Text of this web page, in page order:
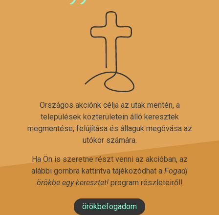
Országos akciónk célja az utak mentén, a
települések közterületein álló keresztek
megmentése, felújítása és állaguk megóvása az
utókor számára.
Ha Ön is szeretne részt venni az akcióban, az
alábbi gombra kattintva tájékozódhat a Fogadj
örökbe egy keresztet!program részleteiről!
örökbefogadom